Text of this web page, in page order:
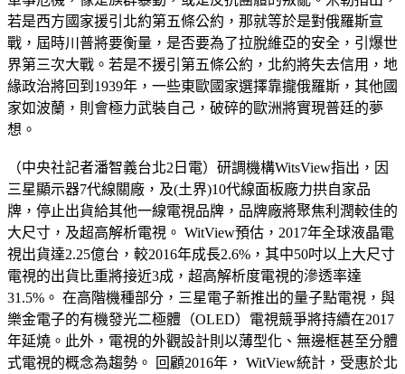
若是西方國家援引北約第五條公約，那就等於是對俄羅斯宣
戰，屆時川普將要衡量，是否要為了拉脫維亞的安全，引爆世
界第三次大戰。若是不援引第五條公約，北約將失去信用，地
緣政治將回到1939年，一些東歐國家選擇靠攏俄羅斯，其他國
家如波蘭，則會極力武裝自己，破碎的歐洲將實現普廷的夢
想。
（中央社記者潘智義台北2日電）研調機構WitsView指出，因
三星顯示器7代線關廠，及(土界)10代線面板廠力拱自家品
牌，停止出貨給其他一線電視品牌，品牌廠將聚焦利潤較佳的
大尺寸，及超高解析電視。 WitView預估，2017年全球液晶電
視出貨達2.25億台，較2016年成長2.6%，其中50吋以上大尺寸
電視的出貨比重將接近3成，超高解析度電視的滲透率達
31.5%。 在高階機種部分，三星電子新推出的量子點電視，與
樂金電子的有機發光二極體（OLED）電視競爭將持續在2017
年延燒。此外，電視的外觀設計則以薄型化、無邊框甚至分體
式電視的概念為趨勢。 回顧2016年， WitView統計，受惠於北